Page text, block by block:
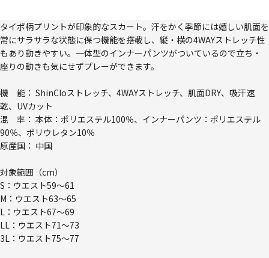
タイポ柄プリントが印象的なスカート。汗をかく季節には嬉しい肌面を
常にサラサラな状態に保つ機能を搭載し、縦・横の4WAYストレッチ性
もあり動きやすい。一体型のインナーパンツがついているので立ち・
座りの動きも気にせずプレーができます。
機 能： ShinCloストレッチ、4WAYストレッチ、肌面DRY、吸汗速
乾、UVカット
混 率： 本体：ポリエステル100％、インナーパンツ：ポリエステル
90％、ポリウレタン10％
原産国： 中国
対象範囲（cm）
S：ウエスト59～61
M：ウエスト63～65
L：ウエスト67～69
LL：ウエスト71～73
3L：ウエスト75～77